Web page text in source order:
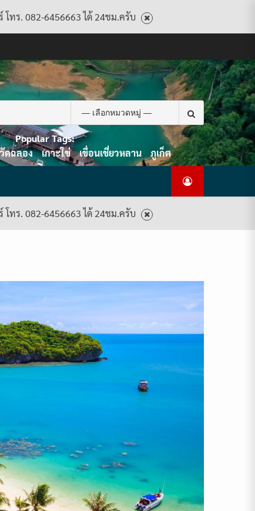
ทร. 082-6456663 ได้ 24ชม.ครับ
USACCOUNT
POLICY
AND
CONDITIONS
แพ็คเกจ
ทัวร์
ทั้งหมด
ต้อนรับ
สู่
ไทย
ท็อป
ทัวร์
กับ
เรา
ทัวร์
ทั้งหมด
Search
for:
Popular Tags:
วัดฉลอง เกาะใข่ เขื่อนเชี่ยวหลาน ภูเก็ต
ทร. 082-6456663 ได้ 24ชม.ครับ